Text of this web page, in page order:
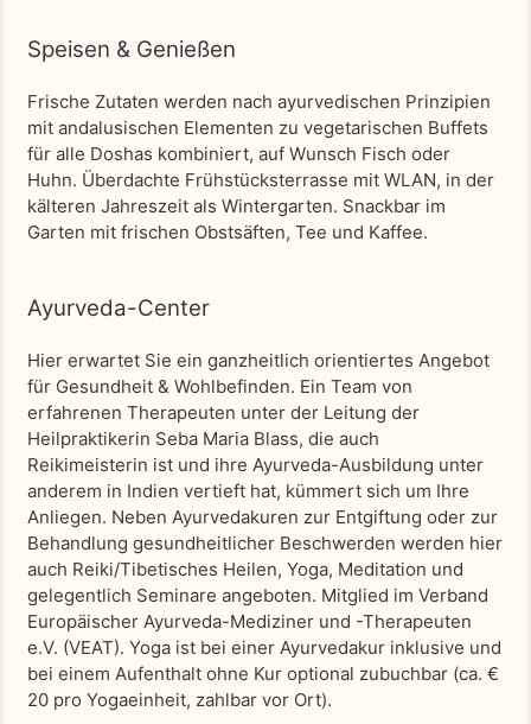
Speisen & Genießen
Frische Zutaten werden nach ayurvedischen Prinzipien
mit andalusischen Elementen zu vegetarischen Buffets
für alle Doshas kombiniert, auf Wunsch Fisch oder
Huhn. Überdachte Frühstücksterrasse mit WLAN, in der
kälteren Jahreszeit als Wintergarten. Snackbar im
Garten mit frischen Obstsäften, Tee und Kaffee.
Ayurveda-Center
Hier erwartet Sie ein ganzheitlich orientiertes Angebot
für Gesundheit & Wohlbefinden. Ein Team von
erfahrenen Therapeuten unter der Leitung der
Heilpraktikerin Seba Maria Blass, die auch
Reikimeisterin ist und ihre Ayurveda-Ausbildung unter
anderem in Indien vertieft hat, kümmert sich um Ihre
Anliegen. Neben Ayurvedakuren zur Entgiftung oder zur
Behandlung gesundheitlicher Beschwerden werden hier
auch Reiki/Tibetisches Heilen, Yoga, Meditation und
gelegentlich Seminare angeboten. Mitglied im Verband
Europäischer Ayurveda-Mediziner und -Therapeuten
e.V. (VEAT). Yoga ist bei einer Ayurvedakur inklusive und
bei einem Aufenthalt ohne Kur optional zubuchbar (ca. €
20 pro Yogaeinheit, zahlbar vor Ort).